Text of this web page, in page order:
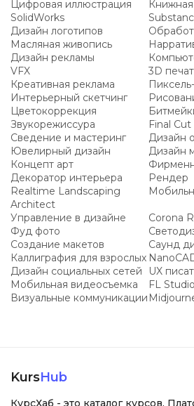
Цифровая иллюстрация
SolidWorks
Дизайн логотипов
Масляная живопись
Дизайн рекламы
VFX
3D
Креативная реклама
Интерьерный скетчинг
Цветокоррекция
Звукорежиссура
Final Cut
Сведение и мастеринг
Дизайн
Ювелирный дизайн
Дизайн
Концепт арт
Декоратор интерьера
Рендер
Realtime Landscaping
Architect
Управление в дизайне
Corona
Фуд фото
Создание макетов
Саунд
Каллиграфия для взрослых
Дизайн социальных сетей
UX
Мобильная видеосъемка
FL Studio
Визуальные коммуникации
KursHub
КурсХаб - это каталог курсов.